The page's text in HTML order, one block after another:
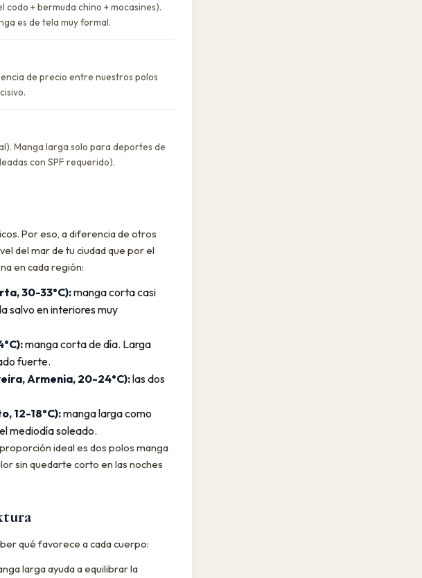
+ bermuda chino + mocasines).
es de tela muy formal.
de precio entre nuestros polos
Manga larga solo para deportes de
con SPF requerido).
Por eso, a diferencia de otros
del mar de tu ciudad que por el
en cada región:
30-33°C):manga corta casi
salvo en interiores muy
manga corta de día. Larga
fuerte.
Armenia, 20-24°C):las dos
12-18°C):manga larga como
mediodía soleado.
ideal es dos polos manga
sin quedarte corto en las noches
qué favorece a cada cuerpo:
larga ayuda a equilibrar la